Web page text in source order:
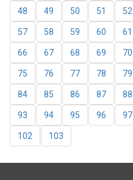
48 49 50 51 52
57 58 59 60 61
66 67 68 69 70
75 76 77 78 79
84 85 86 87 88
93 94 95 96 97
102 103